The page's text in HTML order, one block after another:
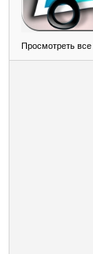
Просмотреть все